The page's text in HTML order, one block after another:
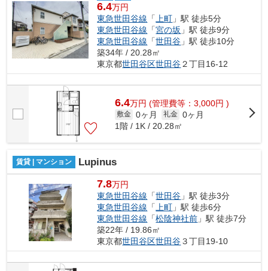
6.4万円
東急世田谷線 「 上町 」駅 徒歩5分
東急世田谷線 「宮の坂 」駅 徒歩9分
東急世田谷線 「世田谷 」駅 徒歩10分
築34年 / 20.28㎡
東京都世田谷区世田谷２丁目16-12
6.4万円 (管理費等：3,000円 )
敷金 0ヶ月 礼金 0ヶ月
1階 / 1K / 20.28㎡
賃貸 | マンション Lupinus
7.8万円
東急世田谷線 「世田谷 」駅 徒歩3分
東急世田谷線 「 上町 」駅 徒歩6分
東急世田谷線 「松陰神社前 」駅 徒歩7分
築22年 / 19.86㎡
東京都世田谷区世田谷３丁目19-10